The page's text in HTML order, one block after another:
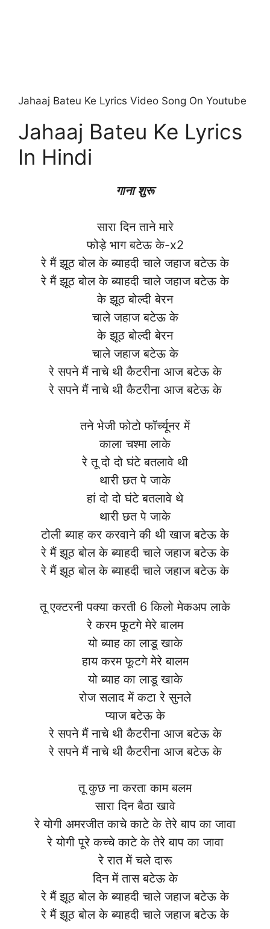
Jahaaj Bateu Ke Lyrics Video Song On Youtube
Jahaaj Bateu Ke Lyrics
In Hindi
गाना शुरू
सारा दिन ताने मारे
फोड़े भाग बटेऊ के-x2
रे मैं झूठ बोल के ब्याहदी चाले जहाज बटेऊ के
रे मैं झूठ बोल के ब्याहदी चाले जहाज बटेऊ के
के झूठ बोल्दी बेरन
चाले जहाज बटेऊ के
के झूठ बोल्दी बेरन
चाले जहाज बटेऊ के
रे सपने मैं नाचे थी कैटरीना आज बटेऊ के
रे सपने मैं नाचे थी कैटरीना आज बटेऊ के
तने भेजी फोटो फॉर्च्यूनर में
काला चश्मा लाके
रे तू दो दो घंटे बतलावे थी
थारी छत पे जाके
हां दो दो घंटे बतलावे थे
थारी छत पे जाके
टोली ब्याह कर करवाने की थी खाज बटेऊ के
रे मैं झूठ बोल के ब्याहदी चाले जहाज बटेऊ के
रे मैं झूठ बोल के ब्याहदी चाले जहाज बटेऊ के
तू एक्टरनी पक्या करती 6 किलो मेकअप लाके
रे करम फूटगे मेरे बालम
यो ब्याह का लाडू खाके
हाय करम फूटगे मेरे बालम
यो ब्याह का लाडू खाके
रोज सलाद में कटा रे सुनले
प्याज बटेऊ के
रे सपने मैं नाचे थी कैटरीना आज बटेऊ के
रे सपने मैं नाचे थी कैटरीना आज बटेऊ के
तू कुछ ना करता काम बलम
सारा दिन बैठा खावे
रे योगी अमरजीत काचे काटे के तेरे बाप का जावा
रे योगी पूरे कच्चे काटे के तेरे बाप का जावा
रे रात में चले दारू
दिन में तास बटेऊ के
रे मैं झूठ बोल के ब्याहदी चाले जहाज बटेऊ के
रे मैं झूठ बोल के ब्याहदी चाले जहाज बटेऊ के